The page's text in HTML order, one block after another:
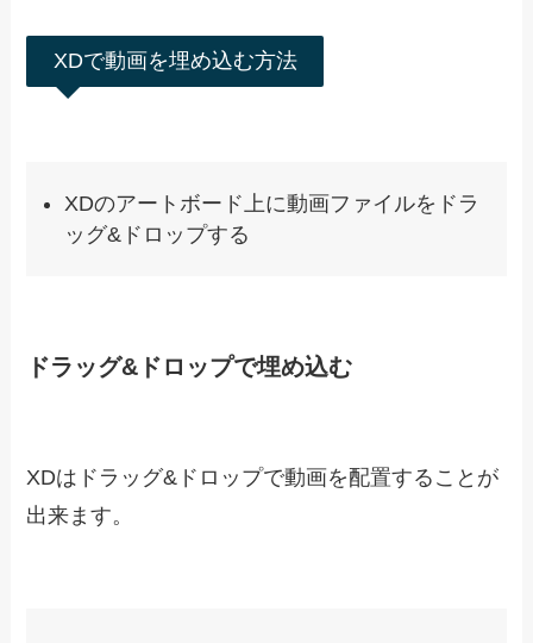
ドラッグ&ドロップで埋め込む
動画をカスタマイズする
トリミング